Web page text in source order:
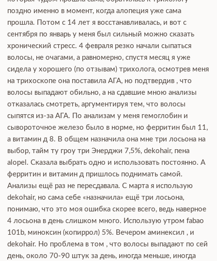
поздно именно в момент, когда алопеция уже сама
прошла. Потом с 14 лет я восстанавливалась, и вот с
сентября по январь у меня был сильный можно сказать
хронический стресс. 4 февраля резко начали сыпаться
волосы, не очагами, а равномерно, спустя месяц я уже
сидела у хорошего (по отзывам) трихолога, осмотрев меня
на трихоскопе она поставила АГА, но подтвердив , что
волосы выпадают обильно, а на сдавшие мною анализы
отказалась смотреть, аргументируя тем, что волосы
сыпятся из-за АГА. По анализам у меня гемоглобин и
сывороточное железо было в норме, но ферритин был 11,
а витамин д 8. В общем назначила она мне три лосьона на
выбор, тайм ту гроу три Энерджи 7,5%, dekohair, пена
alopel. Сказала выбрать одно и использовать постоянно. А
ферритин и витамин д пришлось поднимать самой.
Анализы ещё раз не пересдавала. С марта я использую
dekohair, но сама себе «назначила» ещё три лосьона,
понимаю, что это моя ошибка скорее всего, ведь наверное
4 лосьона в день слишком много. Использую утром fabao
101b, миноксин (копиррол) 5%. Вечером аминексил , и
dekohair. Но проблема в том , что волосы выпадают по сей
день, около 70-90 штук за день, иногда меньше, иногда